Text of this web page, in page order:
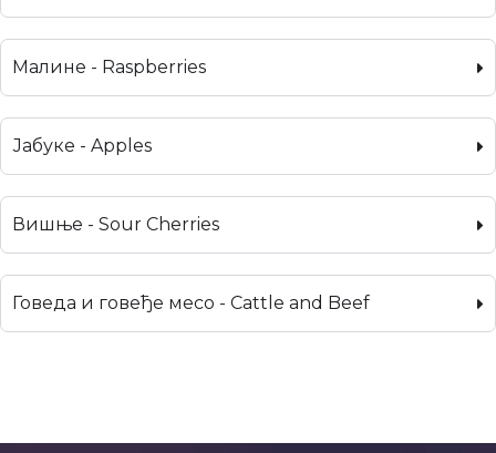
Малине - Raspberries
Јабуке - Apples
Вишње - Sour Cherries
Говеда и говеђе месо - Cattle and Beef